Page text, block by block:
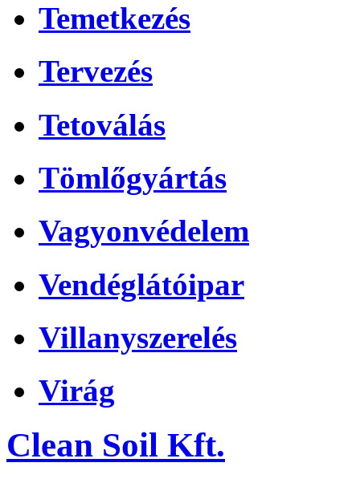
Temetkezés
Tervezés
Tetoválás
Tömlőgyártás
Vagyonvédelem
Vendéglátóipar
Villanyszerelés
Virág
Clean Soil Kft.